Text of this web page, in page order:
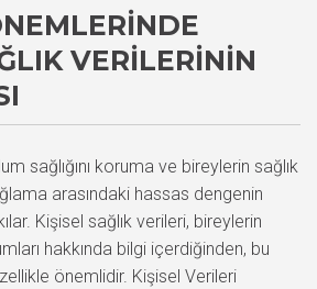
VERILERININ
sağlığını koruma ve bireylerin sağlık
arasındaki hassas dengenin
Kişisel sağlık verileri, bireylerin
hakkında bilgi içerdiğinden, bu
önemlidir. Kişisel Verileri